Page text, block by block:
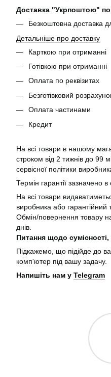
Доставка "Укрпоштою" по
Безкоштовна доставка
Детальніше про доставку
Карткою при отриманні
Готівкою при отриманні
Оплата по реквізитах
Безготівковий
Оплата частинами
Кредит
На всі товари в нашому
строком від 2 тижнів до 99
сервісної політики
Термін гарантії зазначено в
На всі товари
виробника або гарантійний
Обмін/повернення товару
днів.
Питання щодо сумісності,
Підкажемо, що підійде до
комп'ютер під вашу задачу.
Напишіть нам у Telegram